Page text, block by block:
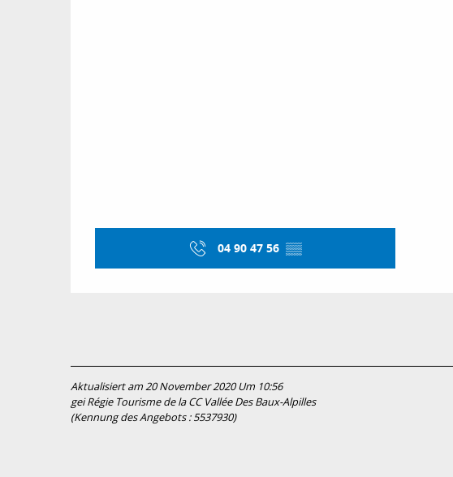
04 90 47 56 ▒▒
Aktualisiert am 20 November 2020 Um 10:56
gei Régie Tourisme de la CC Vallée Des Baux-Alpilles
(Kennung des Angebots :5537930)